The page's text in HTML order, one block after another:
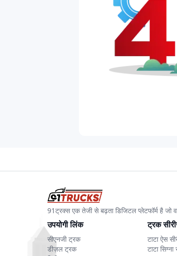
91ट्रक्स एक तेजी से बढ़ता डिजिटल प्लेटफॉर्म है जो
उपयोगी लिंक
सीएनजी ट्रक
डीज़ल ट्रक
ट्रक
टाटा ऐस
टाटा सिग्ना